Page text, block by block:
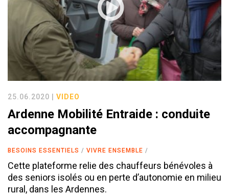
25.06.2020 | VIDEO
Ardenne Mobilité Entraide : conduite
accompagnante
BESOINS ESSENTIELS VIVRE ENSEMBLE
Cette plateforme relie des chauffeurs bénévoles à
des seniors isolés ou en perte d’autonomie en milieu
rural, dans les Ardennes.